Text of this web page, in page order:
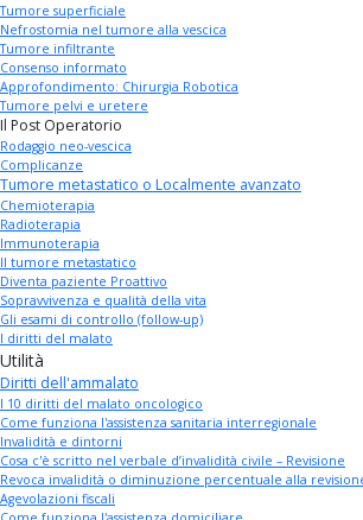
Tumore superficiale
Nefrostomia nel tumore alla vescica
Tumore infiltrante
Consenso informato
Approfondimento: Chirurgia Robotica
Tumore pelvi e uretere
Il Post Operatorio
Rodaggio neo-vescica
Complicanze
Tumore metastatico o Localmente avanzato
Chemioterapia
Radioterapia
Immunoterapia
Il tumore metastatico
Diventa paziente Proattivo
Sopravvivenza e qualità della vita
Gli esami di controllo (follow-up)
I diritti del malato
Utilità
Diritti dell'ammalato
I 10 diritti del malato oncologico
Come funziona l'assistenza sanitaria interregionale
Invalidità e dintorni
Cosa c'è scritto nel verbale d’invalidità civile – Revisione
Revoca invalidità o diminuzione percentuale alla
Agevolazioni fiscali